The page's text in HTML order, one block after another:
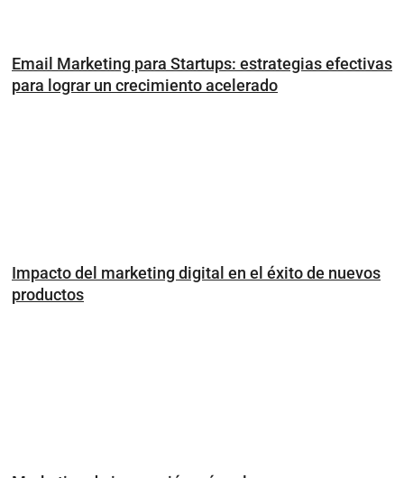
Email Marketing para Startups: estrategias efectivas
para lograr un crecimiento acelerado
Impacto del marketing digital en el éxito de nuevos
productos